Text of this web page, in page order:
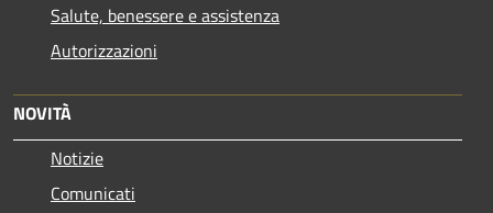
Salute, benessere e assistenza
Autorizzazioni
NOVITÀ
Notizie
Comunicati